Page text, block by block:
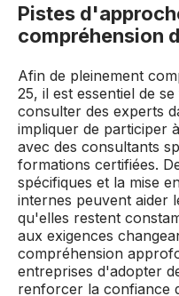
Pistes
compréhension
Afin de pleinement
25, il est essentiel de
consulter des experts
impliquer de participer
avec des consultants
formations certifiées.
spécifiques et la mise
internes peuvent aider
qu'elles restent
aux exigences
compréhension
entreprises d'adopter
renforcer la confiance